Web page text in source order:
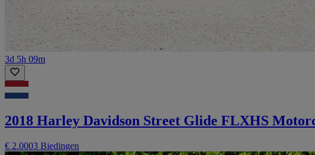
3d 5h 09m
2018 Harley Davidson Street Glide FLXHS
€ 2.0003 Biedingen